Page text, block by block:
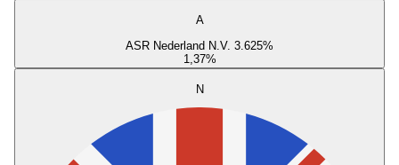
A
ASR Nederland N.V. 3.625%
1,37%
N